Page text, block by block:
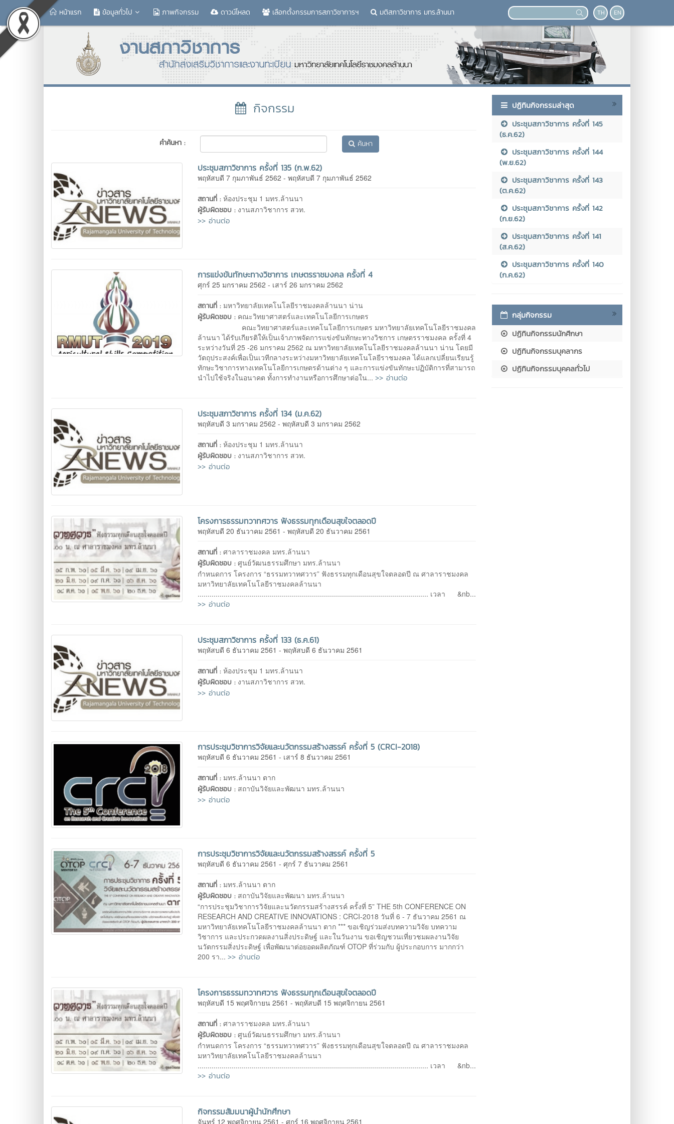
หน้าแรก ข้อมูลทั่วไป ภาพกิจกรรม ดาวน์โหลด เลือกตั้งกรรมการสภาวิชาการฯ มติสภาวิชาการ มทร.ล้านนา TH EN
กิจกรรม
คำค้นหา : ค้นหา
ประชุมสภาวิชาการ ครั้งที่ 135 (ก.พ.62)
พฤหัสบดี 7 กุมภาพันธ์ 2562 - พฤหัสบดี 7 กุมภาพันธ์ 2562
สถานที่ :ห้องประชุม 1 มทร.ล้านนา
ผู้รับผิดชอบ : งานสภาวิชาการ สวท.
>> อ่านต่อ
การแข่งขันทักษะทางวิชาการ เกษตรราชมงคล ครั้งที่ 4
ศุกร์ 25 มกราคม 2562 - เสาร์ 26 มกราคม 2562
สถานที่ : มหาวิทยาลัยเทคโนโลยีราชมงคลล้านนา น่าน
ผู้รับผิดชอบ : คณะวิทยาศาสตร์และเทคโนโลยีการเกษตร
คณะวิทยาศาสตร์และเทคโนโลยีการเกษตร มหาวิทยาลัยเทคโนโลยีราชมงคล
ล้านนา ได้รับเกียรติให้เป็นเจ้าภาพจัดการแข่งขันทักษะทางวิชการ เกษตรราชมงคล ครั้งที่ 4
ระหว่างวันที่ 25 -26 มกราคม 2562 ณ มหาวิทยาลัยเทคโนโลยีราชมงคลล้านนา น่าน โดยมี
วัตถุประสงค์เพื่อเป็นเวทีกลางระหว่างมหาวิทยาลัยเทคโนโลยีราชมงคล ได้แลกเปลี่ยนเรียนรู้
ทักษะวิชาการทางเทคโนโลยีการเกษตรด้านต่าง ๆ และการแข่งขันทักษะปฏิบัติการที่สามารถ
นำไปใช้จริงในอนาคต ทั้งการทำงานหรือการศึกษาต่อใน...>> อ่านต่อ
ประชุมสภาวิชาการ ครั้งที่ 134 (ม.ค.62)
พฤหัสบดี 3 มกราคม 2562 - พฤหัสบดี 3 มกราคม 2562
สถานที่ :ห้องประชุม 1 มทร.ล้านนา
ผู้รับผิดชอบ : งานสภาวิชาการ สวท.
>> อ่านต่อ
โครงการธรรมทวาทศวาร ฟังธรรมทุกเดือนสุขใจตลอดปี
พฤหัสบดี 20 ธันวาคม 2561 - พฤหัสบดี 20 ธันวาคม 2561
สถานที่ :ศาลาราชมงคล มทร.ล้านนา
ผู้รับผิดชอบ :ศูนย์วัฒนธรรมศึกษา มทร.ล้านนา
กำหนดการ โครงการ “ธรรมทวาทศวาร” ฟังธรรมทุกเดือนสุขใจตลอดปี ณ ศาลาราชมงคล
มหาวิทยาลัยเทคโนโลยีราชมงคลล้านนา
................................................................................................................... เวลา &nb...
>> อ่านต่อ
ประชุมสภาวิชาการ ครั้งที่ 133 (ธ.ค.61)
พฤหัสบดี 6 ธันวาคม 2561 - พฤหัสบดี 6 ธันวาคม 2561
สถานที่ :ห้องประชุม 1 มทร.ล้านนา
ผู้รับผิดชอบ : งานสภาวิชาการ สวท.
>> อ่านต่อ
การประชุมวิชาการวิจัยและนวัตกรรมสร้างสรรค์ ครั้งที่ 5 (CRCI-2018)
พฤหัสบดี 6 ธันวาคม 2561 - เสาร์ 8 ธันวาคม 2561
สถานที่ : มทร.ล้านนา ตาก
ผู้รับผิดชอบ : สถาบันวิจัยและพัฒนา มทร.ล้านนา
>> อ่านต่อ
การประชุมวิชาการวิจัยและนวัตกรรมสร้างสรรค์ ครั้งที่ 5
พฤหัสบดี 6 ธันวาคม 2561 - ศุกร์ 7 ธันวาคม 2561
สถานที่ : มทร.ล้านนา ตาก
ผู้รับผิดชอบ : สถาบันวิจัยและพัฒนา มทร.ล้านนา
“การประชุมวิชาการวิจัยและนวัตกรรมสร้างสรรค์ ครั้งที่ 5” THE 5th CONFERENCE ON
RESEARCH AND CREATIVE INNOVATIONS : CRCI-2018 วันที่ 6 - 7 ธันวาคม 2561 ณ
มหาวิทยาลัยเทคโนโลยีราชมงคลล้านนา ตาก *** ขอเชิญร่วมส่งบทความวิจัย บทความ
วิชาการ และประกวดผลงานสิ่งประดิษฐ์ และในวันงาน ขอเชิญชวนเที่ยวชมผลงานวิจัย
นวัตกรรมสิ่งประดิษฐ์ เพื่อพัฒนาต่อยอดผลิตภัณฑ์ OTOP ที่ร่วมกับ ผู้ประกอบการ มากกว่า
200 รา...>> อ่านต่อ
โครงการธรรมทวาทศวาร ฟังธรรมทุกเดือนสุขใจตลอดปี
พฤหัสบดี 15 พฤศจิกายน 2561 - พฤหัสบดี 15 พฤศจิกายน 2561
สถานที่ :ศาลาราชมงคล มทร.ล้านนา
ผู้รับผิดชอบ :ศูนย์วัฒนธรรมศึกษา มทร.ล้านนา
กำหนดการ โครงการ “ธรรมทวาทศวาร” ฟังธรรมทุกเดือนสุขใจตลอดปี ณ ศาลาราชมงคล
มหาวิทยาลัยเทคโนโลยีราชมงคลล้านนา
................................................................................................................... เวลา &nb...
>> อ่านต่อ
กิจกรรมสัมมนาผู้นำนักศึกษา
จันทร์ 12 พฤศจิกายน 2561 - ศุกร์ 16 พฤศจิกายน 2561
ปฏิทินกิจกรรมล่าสุด
ประชุมสภาวิชาการ ครั้งที่ 145
(ธ.ค.62)
ประชุมสภาวิชาการ ครั้งที่ 144
(พ.ย.62)
ประชุมสภาวิชาการ ครั้งที่ 143
(ต.ค.62)
ประชุมสภาวิชาการ ครั้งที่ 142
(ก.ย.62)
ประชุมสภาวิชาการ ครั้งที่ 141
(ส.ค.62)
ประชุมสภาวิชาการ ครั้งที่ 140
(ก.ค.62)
กลุ่มกิจกรรม
ปฏิทินกิจกรรมนักศึกษา
ปฏิทินกิจกรรมบุคลากร
ปฏิทินกิจกรรมบุคคลทั่วไป